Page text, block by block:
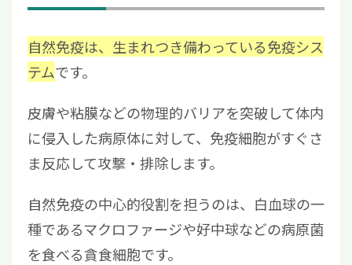
自然免疫は、生まれつき備わっている免疫シス
テムです。
皮膚や粘膜などの物理的バリアを突破して体内
に侵入した病原体に対して、免疫細胞がすぐさ
ま反応して攻撃・排除します。
自然免疫の中心的役割を担うのは、白血球の一
種であるマクロファージや好中球などの病原菌
を食べる貪食細胞です。